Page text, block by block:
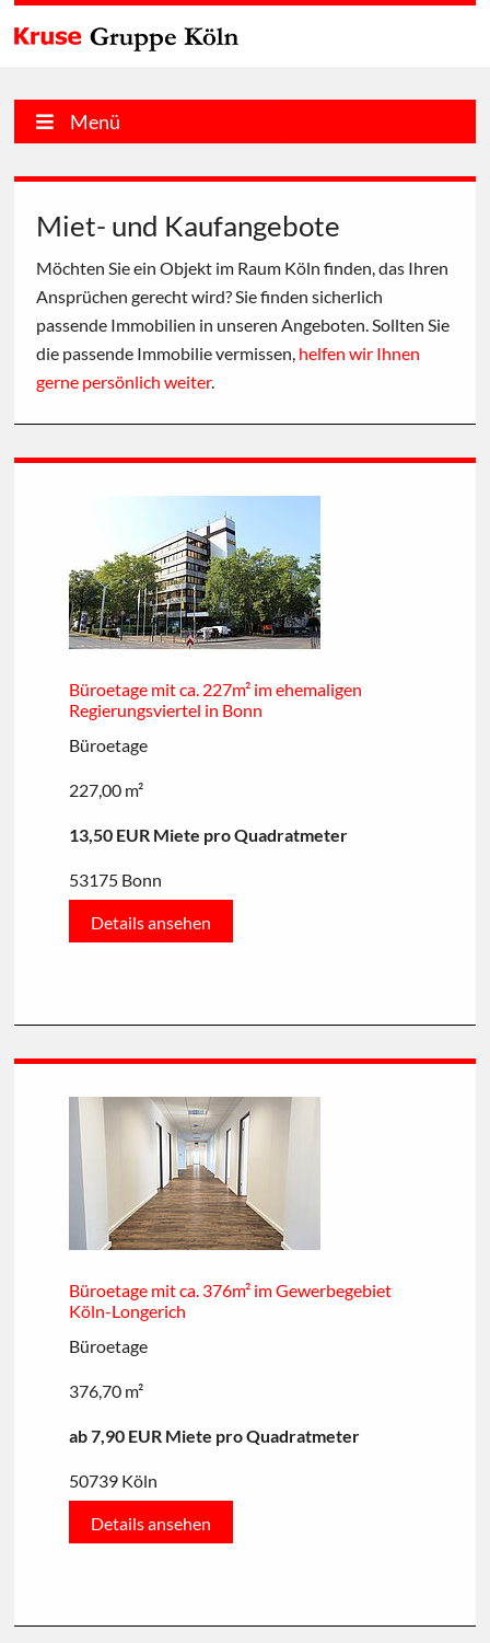
Menü
Miet- und Kaufangebote
Möchten Sie ein Objekt im Raum Köln finden, das Ihren
Ansprüchen gerecht wird? Sie finden sicherlich
passende Immobilien in unseren Angeboten. Sollten Sie
die passende Immobilie vermissen, helfen wir Ihnen
gerne persönlich weiter.
Büroetage mit ca. 227m² im ehemaligen
Regierungsviertel in Bonn
Büroetage
227,00 m²
13,50 EUR Miete pro Quadratmeter
53175 Bonn
Details ansehen
Büroetage mit ca. 376m² im Gewerbegebiet
Köln-Longerich
Büroetage
376,70 m²
ab 7,90 EUR Miete pro Quadratmeter
50739 Köln
Details ansehen